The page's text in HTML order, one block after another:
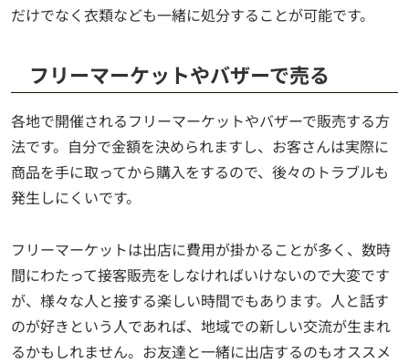
だけでなく衣類なども一緒に処分することが可能です。
フリーマーケットやバザーで売る
各地で開催されるフリーマーケットやバザーで販売する方
法です。自分で金額を決められますし、お客さんは実際に
商品を手に取ってから購入をするので、後々のトラブルも
発生しにくいです。
フリーマーケットは出店に費用が掛かることが多く、数時
間にわたって接客販売をしなければいけないので大変です
が、様々な人と接する楽しい時間でもあります。人と話す
のが好きという人であれば、地域での新しい交流が生まれ
るかもしれません。お友達と一緒に出店するのもオススメ